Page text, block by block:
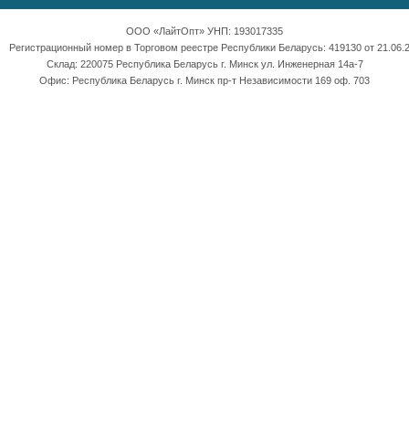
ООО «ЛайтОпт» УНП: 193017335
Регистрационный номер в Торговом реестре Республики Беларусь: 419130 от
Склад: 220075 Республика Беларусь г. Минск ул. Инженерная 14а-7
Офис: Республика Беларусь г. Минск пр-т Независимости 169 оф. 703